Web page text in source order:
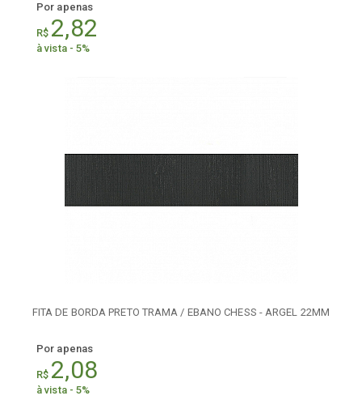
Por apenas
R$ 2,82
à vista - 5%
FITA DE BORDA PRETO TRAMA / EBANO CHESS - ARGEL 22MM
Por apenas
R$ 2,08
à vista - 5%